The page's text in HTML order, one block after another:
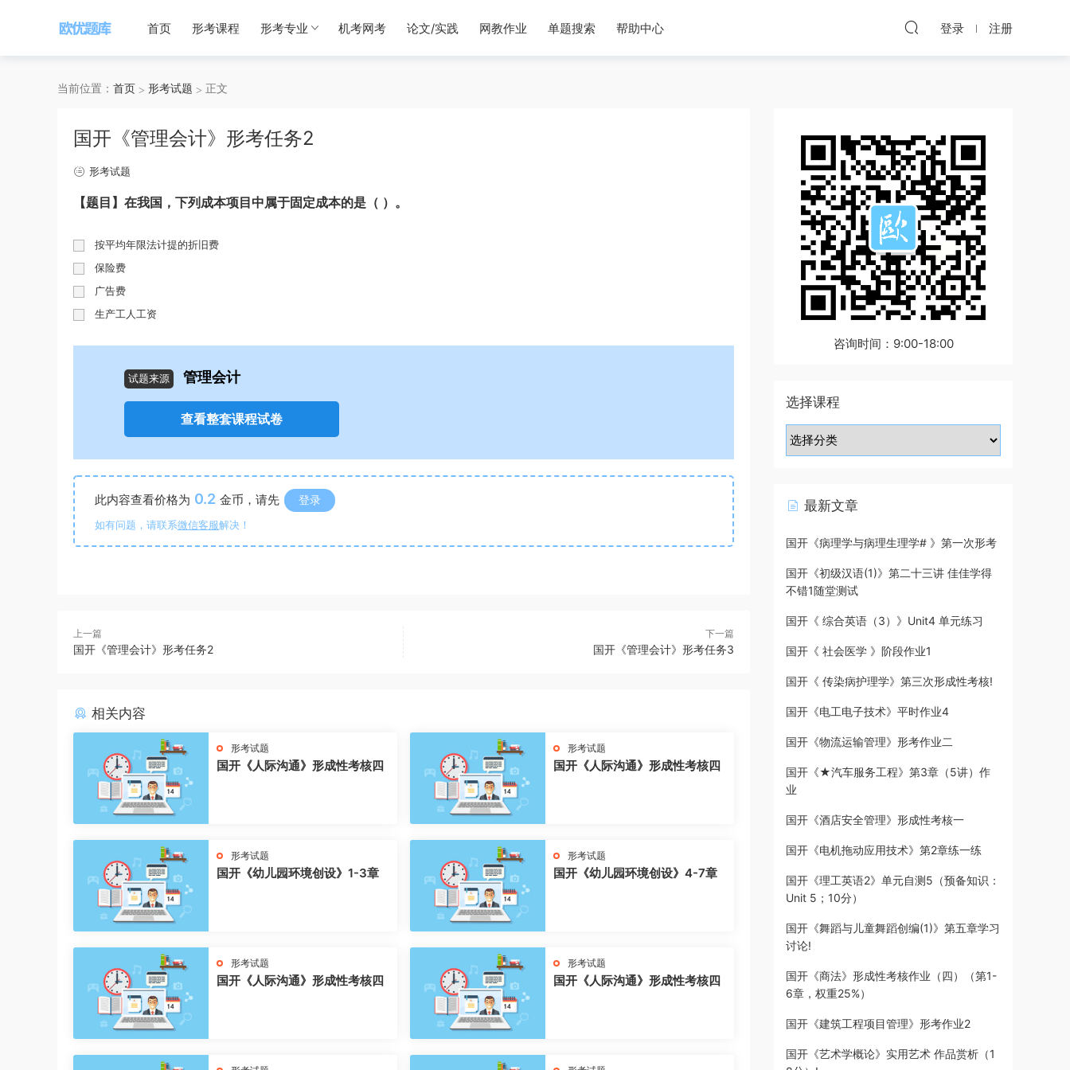
首页 形考课程 形考专业 机考网考 论文/实践 网教作业 单题搜索 帮助中心 登录 注册
当前位置： 首页 形考试题 正文
国开《管理会计》形考任务2
形考试题
【题目】在我国，下列成本项目中属于固定成本的是（ ）。
按平均年限法计提的折旧费
保险费
广告费
生产工人工资
试题来源 管理会计
查看整套课程试卷
此内容查看价格为 0.2 金币，请先 登录
如有问题，请联系微信客服解决！
上一篇
国开《管理会计》形考任务2
下一篇
国开《管理会计》形考任务3
相关内容
形考试题
国开《人际沟通》形成性考核四
形考试题
国开《人际沟通》形成性考核四
形考试题
国开《幼儿园环境创设》1-3章
形考试题
国开《幼儿园环境创设》4-7章
形考试题
国开《人际沟通》形成性考核四
形考试题
国开《人际沟通》形成性考核四
咨询时间：9:00-18:00
选择课程
最新文章
国开《病理学与病理生理学# 》第一次形考
国开《初级汉语(1)》第二十三讲 佳佳学得
不错1随堂测试
国开《 综合英语（3）》Unit4 单元练习
国开《 社会医学 》阶段作业1
国开《 传染病护理学》第三次形成性考核!
国开《电工电子技术》平时作业4
国开《物流运输管理》形考作业二
国开《★汽车服务工程》第3章（5讲）作
业
国开《酒店安全管理》形成性考核一
国开《电机拖动应用技术》第2章练一练
国开《理工英语2》单元自测5（预备知识：
Unit 5；10分）
国开《舞蹈与儿童舞蹈创编(1)》第五章学习
讨论!
国开《商法》形成性考核作业（四）（第1-
6章，权重25%）
国开《建筑工程项目管理》形考作业2
国开《艺术学概论》实用艺术 作品赏析（1